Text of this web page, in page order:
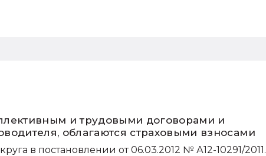
и трудовыми договорами и
облагаются страховыми взносами
в постановлении от 06.03.2012 № А12-10291/2011.